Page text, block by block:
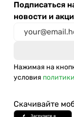
Подписаться
новости и
Нажимая на
условия
Скачивайте